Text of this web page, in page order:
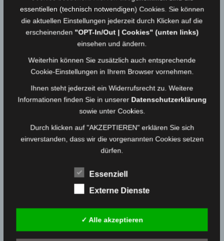
29.11.2021 Medienwart
Einsatz vom 29.11.21 – THL nicht notwendig
29.11.2021 Medienwart
Einsatz vom 29.11.21 – VU mit PKW
29.11.2021 Medienwart
Basismodul der Modularen Truppausbildung
abgeschlossen
13.11.2021
Design → Widgetsin deinem WordPress
Dashboard und platziere Widgets in denSidebar 2
essentiellen (technisch notwendigen) Cookies. Sie können
die aktuellen Einstellungen jederzeit durch Klicken auf die
erscheinenden "OPT-In/Out | Cookies" (unten links)
einsehen und ändern.
Weiterhin können Sie zusätzlich auch entsprechende
Cookie-Einstellungen in Ihrem Browser vornehmen.
Ihnen steht jederzeit ein Widerrufsrecht zu. Weitere
Informationen finden Sie in unserer Datenschutzerklärung
sowie unter Cookies.
Durch klicken auf "AKZEPTIEREN" erklären Sie sich
einverstanden, dass wir die vorgenannten Cookies setzen
dürfen.
Essenziell
Externe Dienste
✓ Alle akzeptieren